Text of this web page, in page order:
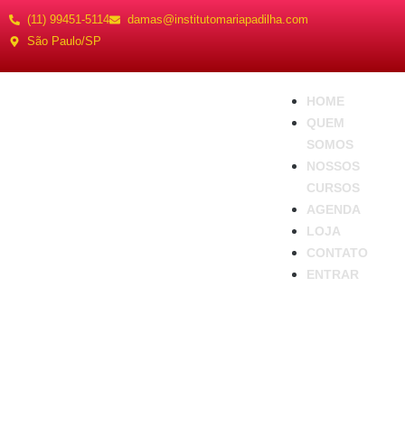
(11) 99451-5114
damas@institutomariapadilha.com
São Paulo/SP
HOME
QUEM
SOMOS
NOSSOS
CURSOS
AGENDA
LOJA
CONTATO
ENTRAR